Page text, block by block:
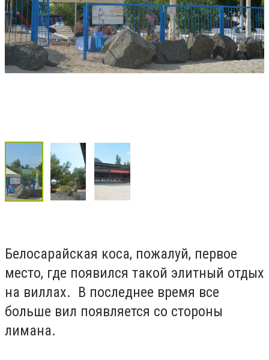
Белосарайская коса, пожалуй, первое
место, где появился такой элитный отдых
на виллах. В последнее время все
больше вил появляется со стороны
лимана.